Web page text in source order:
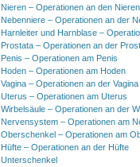
Nieren – Operationen an den Nieren
Nebenniere – Operationen an der
Harnleiter und Harnblase –
Prostata – Operationen an der
Penis – Operationen am Penis
Hoden – Operationen am Hoden
Vagina – Operationen an der Vagina
Uterus – Operationen am Uterus
Wirbelsäule – Operationen an der
Nervensystem – Operationen am
Oberschenkel – Operationen am
Hüfte – Operationen an der Hüfte
Unterschenkel